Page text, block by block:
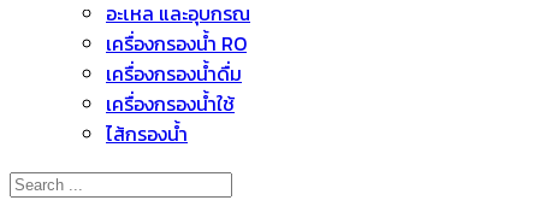
อะไหล่ และอุปกรณ์
เครื่องกรองน้ำ RO
เครื่องกรองน้ำดื่ม
เครื่องกรองน้ำใช้
ไส้กรองน้ำ